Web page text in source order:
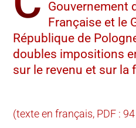
Gouvernement
Française et le
République de
doubles impositions
sur le revenu et sur la
(texte en français, PDF :